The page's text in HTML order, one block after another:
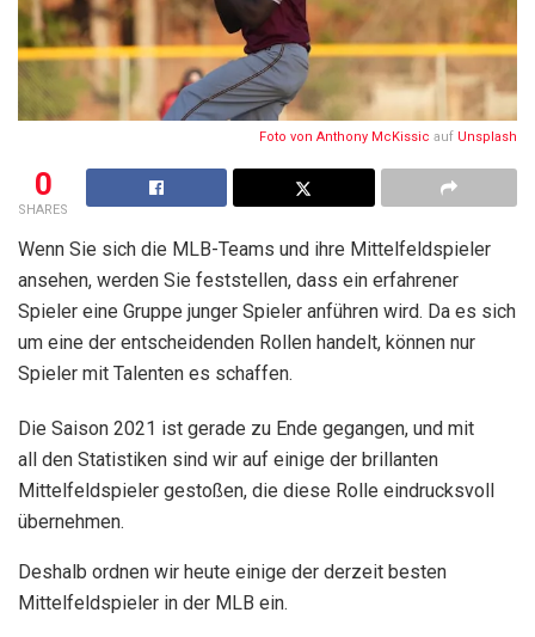
Foto von Anthony McKissic auf Unsplash
0
SHARES
Wenn Sie sich die MLB-Teams und ihre Mittelfeldspieler
ansehen, werden Sie feststellen, dass ein erfahrener
Spieler eine Gruppe junger Spieler anführen wird. Da es sich
um eine der entscheidenden Rollen handelt, können nur
Spieler mit Talenten es schaffen.
Die Saison 2021 ist gerade zu Ende gegangen, und mit
all den Statistiken sind wir auf einige der brillanten
Mittelfeldspieler gestoßen, die diese Rolle eindrucksvoll
übernehmen.
Deshalb ordnen wir heute einige der derzeit besten
Mittelfeldspieler in der MLB ein.